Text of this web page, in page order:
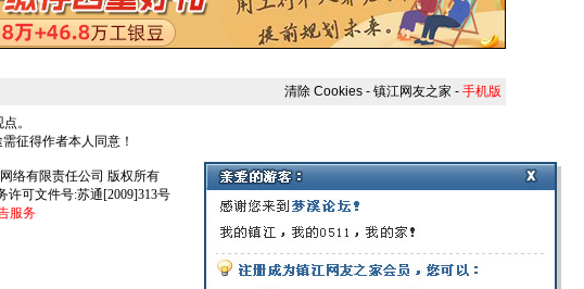
清除 Cookies - 镇江网友之家 - 手机版
。
征得作者本人同意！
络有限责任公司 版权所有
许可文件号:苏通[2009]313号
服务